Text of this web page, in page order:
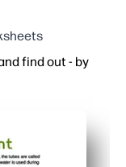
find out - by